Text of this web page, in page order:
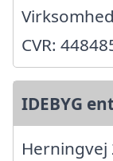
CVR:
IDEBYG
Herningvej